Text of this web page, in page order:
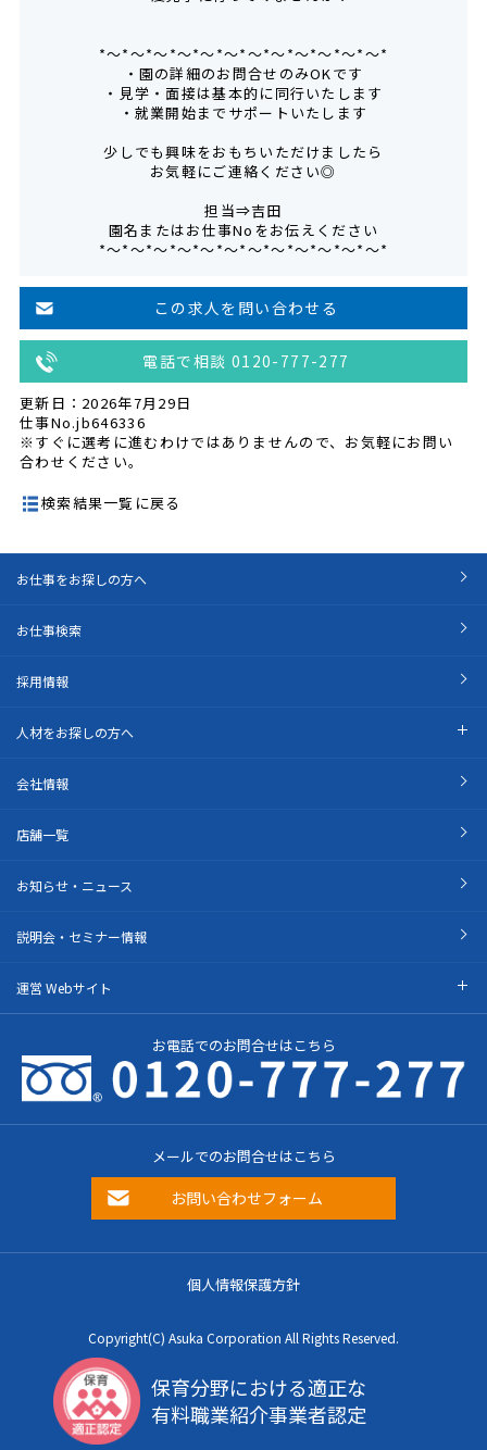
*～*～*～*～*～*～*～*～*～*～*～*～*
・園の詳細のお問合せのみOKです
・見学・面接は基本的に同行いたします
・就業開始までサポートいたします
少しでも興味をおもちいただけましたら
お気軽にご連絡ください◎
担当⇒吉田
園名またはお仕事Noをお伝えください
*～*～*～*～*～*～*～*～*～*～*～*～*
この求人を問い合わせる
電話で相談 0120-777-277
更新日：2026年7月29日
仕事No.jb646336
※すぐに選考に進むわけではありませんので、お気軽にお問い
合わせください。
検索結果一覧に戻る
お仕事をお探しの方へ
お仕事検索
採用情報
人材をお探しの方へ
会社情報
店舗一覧
お知らせ・ニュース
説明会・セミナー情報
運営 Webサイト
お電話でのお問合せはこちら
メールでのお問合せはこちら
お問い合わせフォーム
個人情報保護方針
Copyright(C) Asuka Corporation All Rights Reserved.
保育分野における適正な
有料職業紹介事業者認定